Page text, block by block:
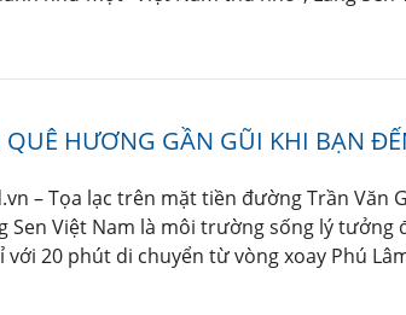
HƯƠNG GẦN GŨI KHI BẠN
– Tọa lạc trên mặt tiền đường Trần Văn
Sen Việt Nam là môi trường sống lý
với 20 phút di chuyển từ vòng xoay Phú